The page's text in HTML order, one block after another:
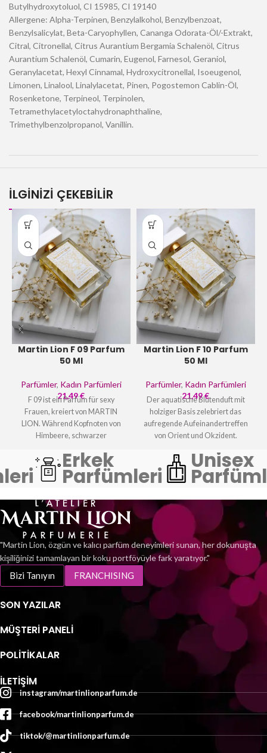
Butylhydroxytoluol, CI 15985, CI 19140
Allergene: Alpha-Terpinen, Benzylalkohol, Benzylbenzoat,
Benzylsalicylat, Beta-Caryophyllen, Cananga Odorata-Öl/-Extrakt,
Citral, Citronellal, Citrus Aurantium Bergamia Schalenöl, Citrus
Aurantium Schalenöl, Cumarin, Eugenol, Farnesol, Geraniol,
Geranylacetat, Hexyl Cinnamal, Hydroxycitronellal, Isoeugenol,
Limonen, Linalool, Linalylacetat, Pinen, Pogostemon Cablin-Öl,
Rosenketone, Terpineol, Terpinolen,
Tetramethylacetyloctahydronaphthaline,
Trimethylbenzolpropanol, Vanillin.
İLGİNİZİ ÇEKEBİLİR
Martin Lion F 09 Parfum
50 Ml
Parfümler, Kadın Parfümleri
21,49€
F 09 ist ein Parfüm für sexy
Frauen, kreiert von MARTIN
LION. Während Kopfnoten von
Himbeere, schwarzer
Grapefruit und Zimt Ihre
Weiblichkeit hervorheben,
tragen Sie Herznoten von
Maiglöckchen auf den Gipfel der
Frische; In der Basisnote sorgen
Moschus, Kaschmirholz und
Vanille für angenehme
Duftnoten, die Sie den ganzen
Tag umgeben.
Martin Lion F 10 Parfum
50 Ml
Parfümler, Kadın Parfümleri
21,49€
Der aquatische Blütenduft mit
holziger Basis zelebriert das
aufregende Aufeinandertreffen
von Orient und Okzident.
exquisiten Harmonie aus Lotus,
Rose, Lilie und edlen Hölzern
verzaubern.
Erkek
Parfümleri
Unisex
"Martin Lion, özgün ve kalıcı parfüm deneyimleri sunan, her dokunuşta
kişiliğinizi tamamlayan bir koku portföyüyle fark yaratıyor."
Bizi Tanıyın FRANCHISING
SON YAZILAR
MÜŞTERI PANELI
POLİTİKALAR
İLETIŞIM
instagram/martinlionparfum.de
facebook/martinlionparfum.de
tiktok/@martinlionparfum.de